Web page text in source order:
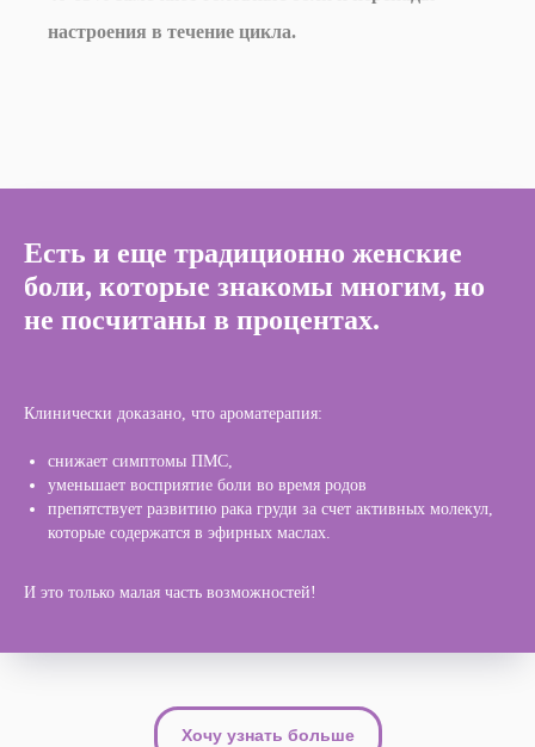
настроения в течение цикла.
Есть и еще традиционно женские
боли, которые знакомы многим, но
не посчитаны в процентах.
Клинически доказано, что ароматерапия:
снижает симптомы ПМС,
уменьшает восприятие боли во время родов
препятствует развитию рака груди за счет активных молекул,
которые содержатся в эфирных маслах.
И это только малая часть возможностей!
Хочу узнать больше